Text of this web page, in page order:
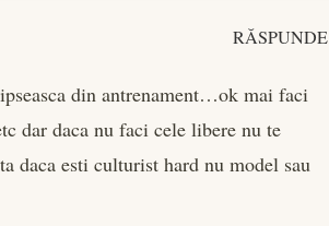
RĂSPUNDE
din antrenament…ok mai faci
dar daca nu faci cele libere nu te
daca esti culturist hard nu model sau